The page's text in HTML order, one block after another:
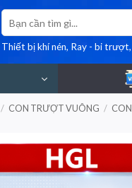
Tìm
kiếm:
Thiết bị khí nén, Ray - bi
/ CON TRƯỢT VUÔNG /